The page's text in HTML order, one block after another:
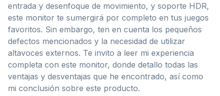
entrada y desenfoque de movimiento, y soporte HDR,
este monitor te sumergirá por completo en tus juegos
favoritos. Sin embargo, ten en cuenta los pequeños
defectos mencionados y la necesidad de utilizar
altavoces externos. Te invito a leer mi experiencia
completa con este monitor, donde detallo todas las
ventajas y desventajas que he encontrado, así como
mi conclusión sobre este producto.